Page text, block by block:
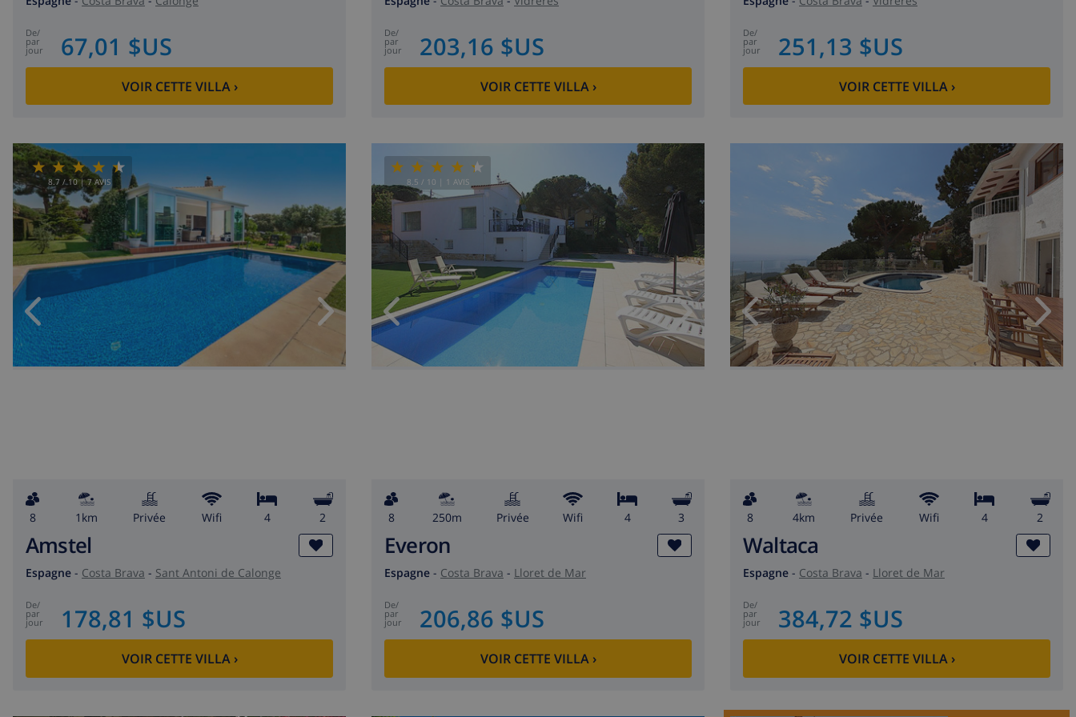
de/
par
jour 67,01 $US
VOIR CETTE VILLA›
de/
par
jour 203,16 $US
VOIR CETTE VILLA›
de/
par
jour 251,13 $US
VOIR CETTE VILLA›
8.7 / 10 |7 AVIS
8 1km privée wifi 4 2
Amstel
Espagne - Costa Brava - Sant Antoni de Calonge
de/
par
jour 178,81 $US
VOIR CETTE VILLA›
8.5 / 10 | 1 AVIS
8 250m privée wifi 4 3
Everon
Espagne - Costa Brava - Lloret de Mar
de/
par
jour 206,86 $US
VOIR CETTE VILLA›
8 4km privée wifi 4 2
Waltaca
Espagne - Costa Brava - Lloret de Mar
de/
par
jour 384,72 $US
VOIR CETTE VILLA›